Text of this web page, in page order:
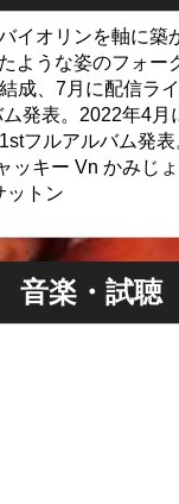
イオリンを軸に築
ような姿のフォー
成、7月に配信ラ
発表。2022年4月
フルアルバム発
ッキー Vn かみじ
ットン
音楽・試聴